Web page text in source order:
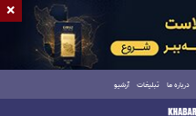
درباره ما تبلیغات آرشیو
×